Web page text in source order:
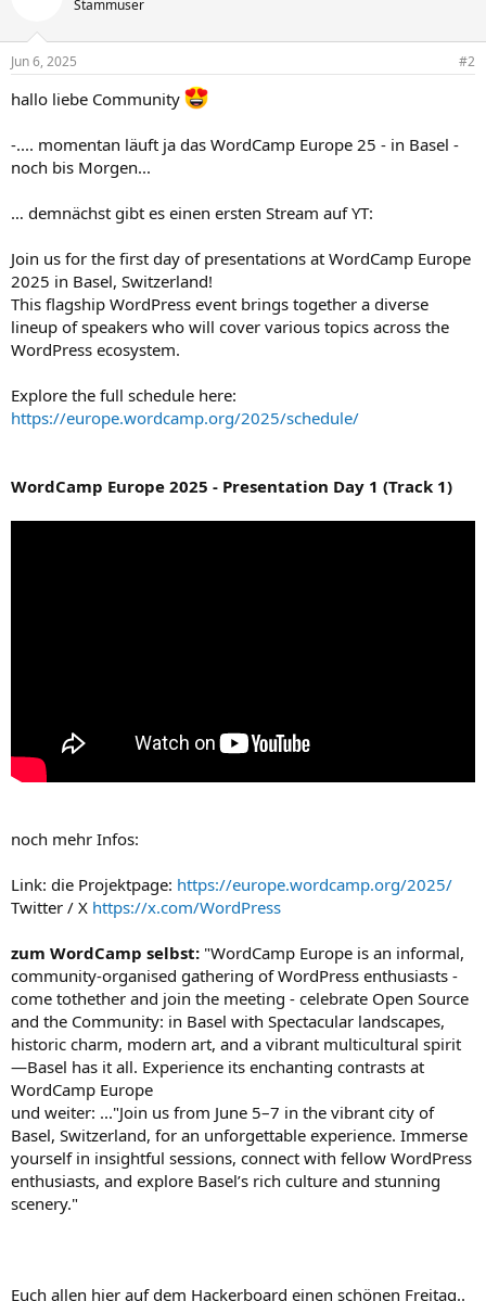
Stammuser
Jun 6, 2025 #2
hallo liebe Community
-.... momentan läuft ja das WordCamp Europe 25 - in Basel -
noch bis Morgen...
… demnächst gibt es einen ersten Stream auf YT:
Join us for the first day of presentations at WordCamp Europe
2025 in Basel, Switzerland!
This flagship WordPress event brings together a diverse
lineup of speakers who will cover various topics across the
WordPress ecosystem.
Explore the full schedule here:
https://europe.wordcamp.org/2025/schedule/
WordCamp Europe 2025 - Presentation Day 1 (Track 1)
noch mehr Infos:
Link: die Projektpage: https://europe.wordcamp.org/2025/
Twitter / X https://x.com/WordPress
zum WordCamp selbst: "WordCamp Europe is an informal,
community-organised gathering of WordPress enthusiasts -
come tothether and join the meeting - celebrate Open Source
and the Community: in Basel with Spectacular landscapes,
historic charm, modern art, and a vibrant multicultural spirit
—Basel has it all. Experience its enchanting contrasts at
WordCamp Europe
und weiter: ..."Join us from June 5–7 in the vibrant city of
Basel, Switzerland, for an unforgettable experience. Immerse
yourself in insightful sessions, connect with fellow WordPress
enthusiasts, and explore Basel’s rich culture and stunning
scenery."
Euch allen hier auf dem Hackerboard einen schönen Freitag..